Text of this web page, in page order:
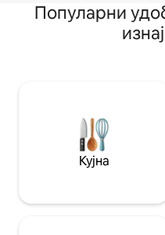
Популарни
Кујна